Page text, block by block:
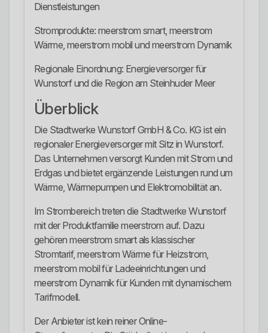
Dienstleistungen
Stromprodukte: meerstrom smart, meerstrom
Wärme, meerstrom mobil und meerstrom Dynamik
Regionale Einordnung: Energieversorger für
Wunstorf und die Region am Steinhuder Meer
Überblick
Die Stadtwerke Wunstorf GmbH & Co. KG ist ein
regionaler Energieversorger mit Sitz in Wunstorf.
Das Unternehmen versorgt Kunden mit Strom und
Erdgas und bietet ergänzende Leistungen rund um
Wärme, Wärmepumpen und Elektromobilität an.
Im Strombereich treten die Stadtwerke Wunstorf
mit der Produktfamilie meerstrom auf. Dazu
gehören meerstrom smart als klassischer
Stromtarif, meerstrom Wärme für Heizstrom,
meerstrom mobil für Ladeeinrichtungen und
meerstrom Dynamik für Kunden mit dynamischem
Tarifmodell.
Der Anbieter ist kein reiner Online-